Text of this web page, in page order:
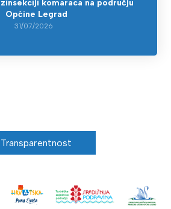
komaraca na području
Općine Legrad
31/07/2026
Transparentnost